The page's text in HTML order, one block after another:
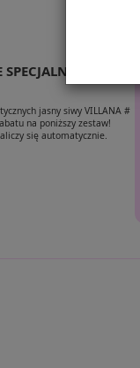
jasny siwy VILLANA #
na poniższy zestaw!
się automatycznie.